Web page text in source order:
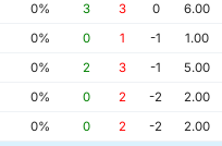
0% 3 3 0
6.00
0% 0 1 -1
1.00
0% 2 3 -1
5.00
0% 0 2 -2
2.00
0% 0 2 -2
2.00